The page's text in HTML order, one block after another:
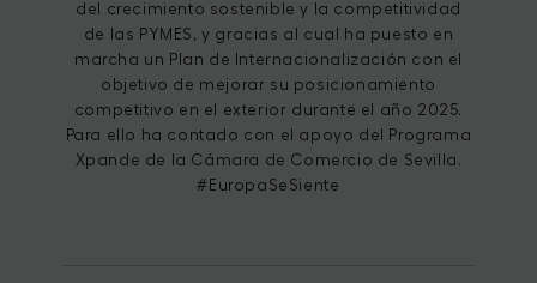
del crecimiento sostenible y la competitividad
de las PYMES, y gracias al cual ha puesto en
marcha un Plan de Internacionalización con el
objetivo de mejorar su posicionamiento
competitivo en el exterior durante el año 2025.
Para ello ha contado con el apoyo del Programa
Xpande de la Cámara de Comercio de Sevilla.
#EuropaSeSiente